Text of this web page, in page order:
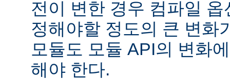
전이 변한 경우 컴파일
정해야할 정도의 큰 변화
모듈도 모듈 API의 변화
해야 한다.